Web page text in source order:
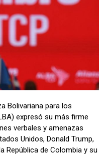
Bolivariana para los
expresó su más firme
verbales y amenazas
Unidos, Donald Trump,
República de Colombia y su